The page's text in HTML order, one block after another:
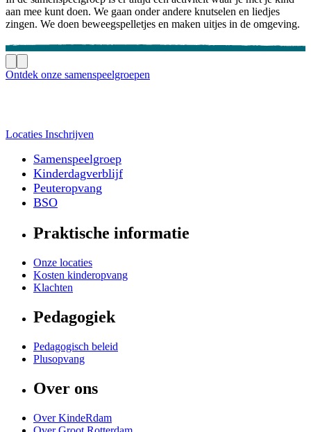
aan mee kunt doen. We gaan onder andere knutselen en liedjes
zingen. We doen beweegspelletjes en maken uitjes in de omgeving.
Ontdek onze samenspeelgroepen
Locaties Inschrijven
Samenspeelgroep
Kinderdagverblijf
Peuteropvang
BSO
Praktische informatie
Onze locaties
Kosten kinderopvang
Klachten
Pedagogiek
Pedagogisch beleid
Plusopvang
Over ons
Over KindeRdam